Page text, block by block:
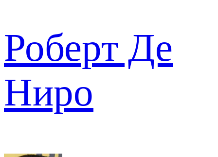
Роберт Де
Ниро